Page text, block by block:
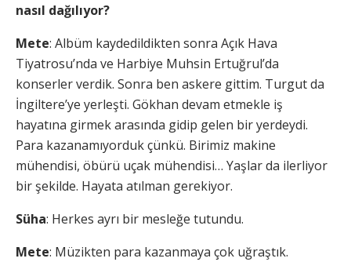
nasıl dağılıyor?
Mete: Albüm kaydedildikten sonra Açık Hava
Tiyatrosu’nda ve Harbiye Muhsin Ertuğrul’da
konserler verdik. Sonra ben askere gittim. Turgut da
İngiltere’ye yerleşti. Gökhan devam etmekle iş
hayatına girmek arasında gidip gelen bir yerdeydi.
Para kazanamıyorduk çünkü. Birimiz makine
mühendisi, öbürü uçak mühendisi… Yaşlar da ilerliyor
bir şekilde. Hayata atılman gerekiyor.
Süha: Herkes ayrı bir mesleğe tutundu.
Mete: Müzikten para kazanmaya çok uğraştık.